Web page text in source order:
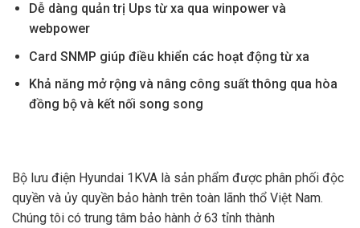
Dễ dàng quản trị Ups từ xa qua winpower và
webpower
Card SNMP giúp điều khiển các hoạt động từ xa
Khả năng mở rộng và nâng công suất thông qua hòa
đồng bộ và kết nối song song
Bộ lưu điện Hyundai 1KVA là sản phẩm được phân phối độc
quyền và ủy quyền bảo hành trên toàn lãnh thổ Việt Nam.
Chúng tôi có trung tâm bảo hành ở 63 tỉnh thành